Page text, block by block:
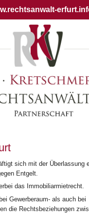
sich mit der Überlassung
Entgelt.
das Immobiliarmietrecht.
Gewerberaum- als auch bei
die Rechtsbeziehungen